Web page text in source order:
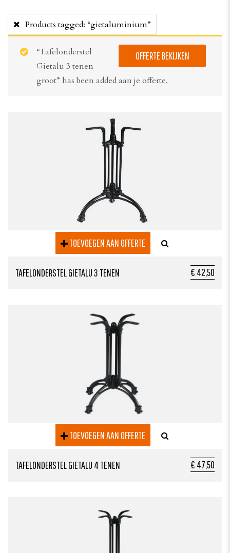
Products tagged: “gietaluminium”
OFFERTE BEKIJKEN
“Tafelonderstel
Gietalu 3 tenen
groot” has been added aan je offerte.
TOEVOEGEN AAN OFFERTE
€ 42,50
TAFELONDERSTEL GIETALU 3 TENEN
TOEVOEGEN AAN OFFERTE
€ 47,50
TAFELONDERSTEL GIETALU 4 TENEN